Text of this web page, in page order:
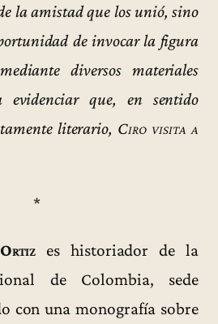
la amistad que los unió, sino
de invocar la figura
diversos materiales
evidenciar que, en sentido
literario, Ciro visita a
*
es historiador de la
de Colombia, sede
con una monografía sobre